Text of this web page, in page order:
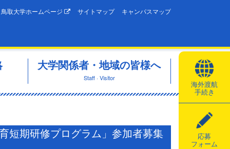
鳥取大学ホームページ サイトマップ キャンパスマップ
海外渡航
手続き
応募
フォーム
大学関係者・地域の皆様へ
Staff · Visitor
短期研修プログラム」参加者募集